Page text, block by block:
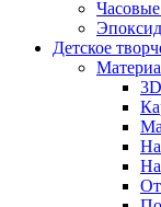
Детское